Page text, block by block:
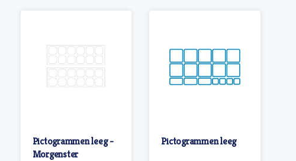
Pictogrammen leeg -
Morgenster
Pictogrammen leeg